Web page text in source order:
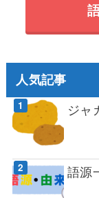
人気記事
ジャ
語源